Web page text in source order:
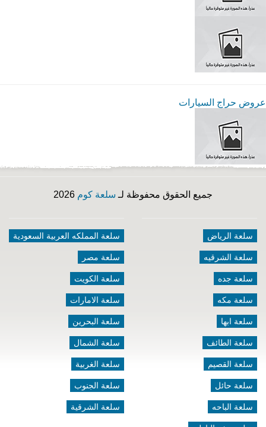
عروض حراج السيارات
جميع الحقوق محفوظة لـ سلعة كوم
سلعة الرياض
سلعة الشرقيه
سلعة جده
سلعة مكه
سلعة ابها
سلعة الطائف
سلعة القصيم
سلعة حائل
سلعة الباحه
سلعة المملكه العربية السعودية
سلعة مصر
سلعة الكويت
سلعة الامارات
سلعة البحرين
سلعة الشمال
سلعة الغربية
سلعة الجنوب
سلعة الشرقية